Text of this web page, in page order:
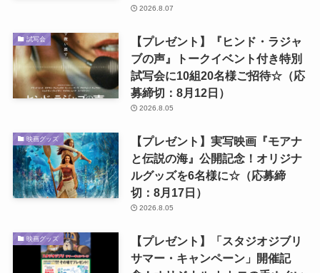
2026.8.07
試写会
【プレゼント】『ヒンド・ラジャ
ブの声』トークイベント付き特別
試写会に10組20名様ご招待☆（応
募締切：8月12日）
2026.8.05
映画グッズ
【プレゼント】実写映画『モアナ
と伝説の海』公開記念！オリジナ
ルグッズを6名様に☆（応募締
切：8月17日）
2026.8.05
映画グッズ
【プレゼント】「スタジオジブリ
サマー・キャンペーン」開催記